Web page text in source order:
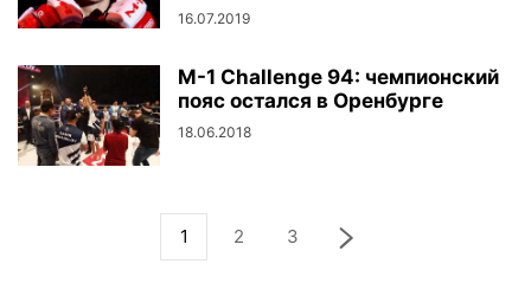
16.07.2019
M-1 Challenge 94: чемпионский
пояс остался в Оренбурге
18.06.2018
1 2 3